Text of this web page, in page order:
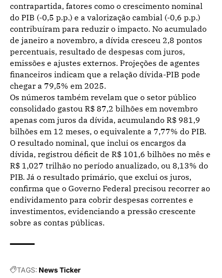
contrapartida, fatores como o crescimento nominal
do PIB (-0,5 p.p.) e a valorização cambial (-0,6 p.p.)
contribuíram para reduzir o impacto. No acumulado
de janeiro a novembro, a dívida cresceu 2,8 pontos
percentuais, resultado de despesas com juros,
emissões e ajustes externos. Projeções de agentes
financeiros indicam que a relação dívida-PIB pode
chegar a 79,5% em 2025.
Os números também revelam que o setor público
consolidado gastou R$ 87,2 bilhões em novembro
apenas com juros da dívida, acumulando R$ 981,9
bilhões em 12 meses, o equivalente a 7,77% do PIB.
O resultado nominal, que inclui os encargos da
dívida, registrou déficit de R$ 101,6 bilhões no mês e
R$ 1,027 trilhão no período anualizado, ou 8,13% do
PIB. Já o resultado primário, que exclui os juros,
confirma que o Governo Federal precisou recorrer ao
endividamento para cobrir despesas correntes e
investimentos, evidenciando a pressão crescente
sobre as contas públicas.
TAGS: News Ticker